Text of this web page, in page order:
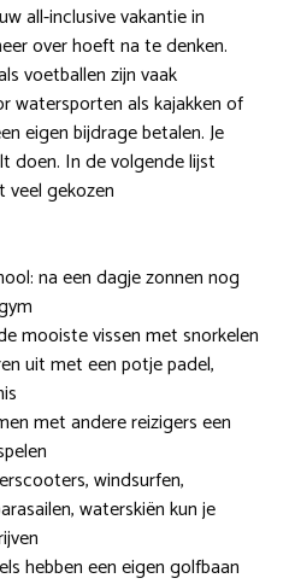
all-inclusive vakantie in
over hoeft na te denken.
voetballen zijn vaak
watersporten als kajakken of
eigen bijdrage betalen. Je
doen. In de volgende lijst
veel gekozen
na een dagje zonnen nog
mooiste vissen met snorkelen
uit met een potje padel,
met andere reizigers een
windsurfen,
waterskiën kun je
hebben een eigen golfbaan